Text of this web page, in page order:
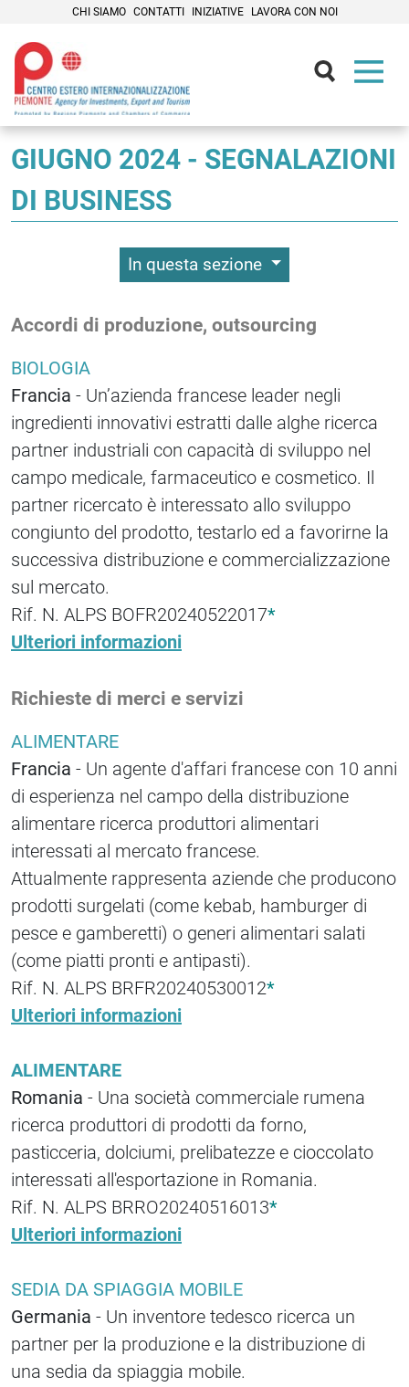
CHI SIAMO CONTATTI INIZIATIVE LAVORA CON NOI
GIUGNO 2024 - SEGNALAZIONI
DI BUSINESS
In questa sezione
Accordi di produzione, outsourcing
BIOLOGIA
Francia - Un’azienda francese leader negli
ingredienti innovativi estratti dalle alghe ricerca
partner industriali con capacità di sviluppo nel
campo medicale, farmaceutico e cosmetico. Il
partner ricercato è interessato allo sviluppo
congiunto del prodotto, testarlo ed a favorirne la
successiva distribuzione e commercializzazione
sul mercato.
Rif. N. ALPS BOFR20240522017*
Ulteriori informazioni
Richieste di merci e servizi
ALIMENTARE
Francia - Un agente d'affari francese con 10 anni
di esperienza nel campo della distribuzione
alimentare ricerca produttori alimentari
interessati al mercato francese.
Attualmente rappresenta aziende che producono
prodotti surgelati (come kebab, hamburger di
pesce e gamberetti) o generi alimentari salati
(come piatti pronti e antipasti).
Rif. N. ALPS BRFR20240530012*
Ulteriori informazioni
ALIMENTARE
Romania - Una società commerciale rumena
ricerca produttori di prodotti da forno,
pasticceria, dolciumi, prelibatezze e cioccolato
interessati all'esportazione in Romania.
Rif. N. ALPS BRRO20240516013*
Ulteriori informazioni
SEDIA DA SPIAGGIA MOBILE
Germania - Un inventore tedesco ricerca un
partner per la produzione e la distribuzione di
una sedia da spiaggia mobile.